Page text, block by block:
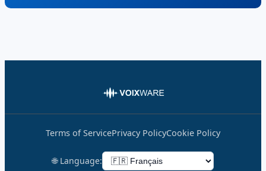
Terms of ServicePrivacy PolicyCookie Policy
🌐 Language: